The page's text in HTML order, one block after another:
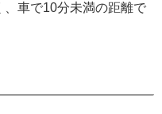
車で10分未満の距離で